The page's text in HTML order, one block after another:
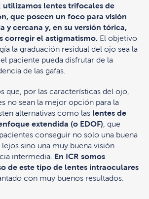
utilizamos lentes trifocales de
que poseen un foco para visión
y cercana y, en su versión tórica,
corregir el astigmatismo. El objetivo
la graduación residual del ojo sea la
paciente pueda disfrutar de la
de las gafas.
que, por las características del ojo,
no sean la mejor opción para la
alternativas como las lentes de
extendida (o EDOF) , que
conseguir no solo una buena
lejos sino una muy buena visión
intermedia. En ICR somos
de este tipo de lentes intraoculares
con muy buenos resultados.